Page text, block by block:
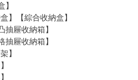
】【綜合收納盒】
屜收納箱】
屜收納箱】
】